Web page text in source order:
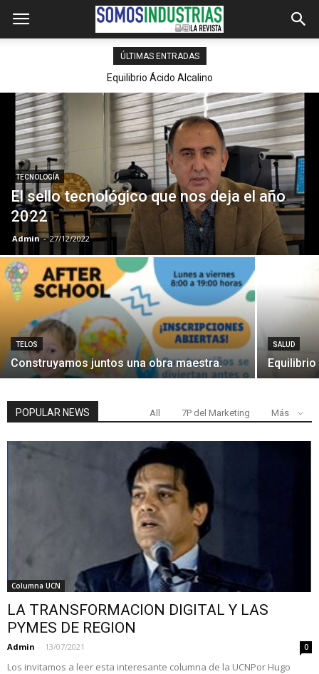
ÚLTIMAS ENTRADAS
Equilibrio Ácido Alcalino
TECNOLOGÍA
El sello tecnológico que nos deja el año
2022
Admin - 27/12/2022
TELOS
Construyamos juntos una obra maestra.
SALUD
POPULAR NEWS All 7P del Marketing Más
Columna UCN
LA TRANSFORMACION DIGITAL Y LAS
PYMES DE REGION
Admin - 13/07/2021 0
Los invitamos a leer esta interesante columna de la UCNPor Hugo